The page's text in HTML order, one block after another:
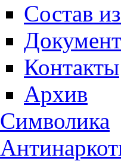
Состав
Контакты
Архив
Символика